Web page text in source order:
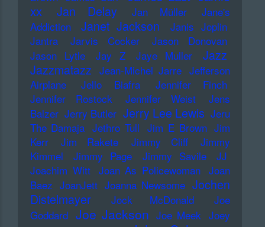
xx
Jan Delay Jan Müller
Jane's
Addiction
Janet Jackson
Janis Joplin
Jantra
Jarvis Cocker
Jason Donovan
Jason Lytle
Jay Z Jaye Muller
Jazz
Jazzmatazz Jean-Michel Jarre Jefferson
Airplane
Jello Biafra
Jennifer Finch
Jennifer Rostock
Jennifer Weist
Jens
Balzer Jerry Butler Jerry Lee Lewis Jeru
The Damaja Jethro Tull Jim E Brown Jim
Kerr
Jim Rakete Jimmy Cliff
Jimmy
Kimmel
Jimmy Page Jimmy Savile
JJ
Joachim Witt Joan As Policewoman Joan
Baez JoanJett Joanna Newsome Jochen
Distelmayer
Jock McDonald
Joe
Goddard Joe Jackson Joe Meek Joey